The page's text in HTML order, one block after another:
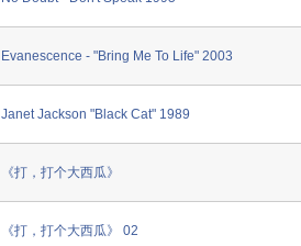
Evanescence - "Bring Me To Life" 2003
Janet Jackson "Black Cat" 1989
《打，打个大西瓜》
《打，打个大西瓜》 02